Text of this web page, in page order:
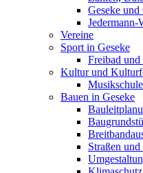
Geseke und
Jedermann-
Vereine
Sport in Geseke
Freibad
Kultur und
Bauen in Geseke
Straßen und